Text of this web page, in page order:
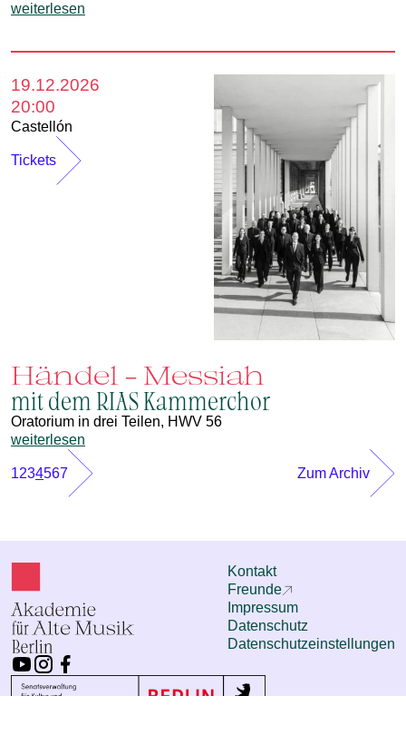
weiterlesen
19.12.2026
20:00
Castellón
Tickets
Händel - Messiah
mit dem RIAS Kammerchor
Oratorium in drei Teilen, HWV 56
weiterlesen
1234567 Zum Archiv
Kontakt
Freunde
Impressum
Datenschutz
Datenschutzeinstellungen